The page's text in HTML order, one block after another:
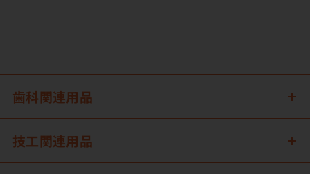
歯科関連用品
技工関連用品